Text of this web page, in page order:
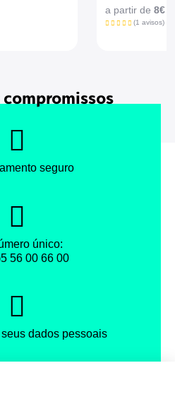
a partir de8€
(1 avisos)
seguro
único:
56 00 66 00
dados pessoais